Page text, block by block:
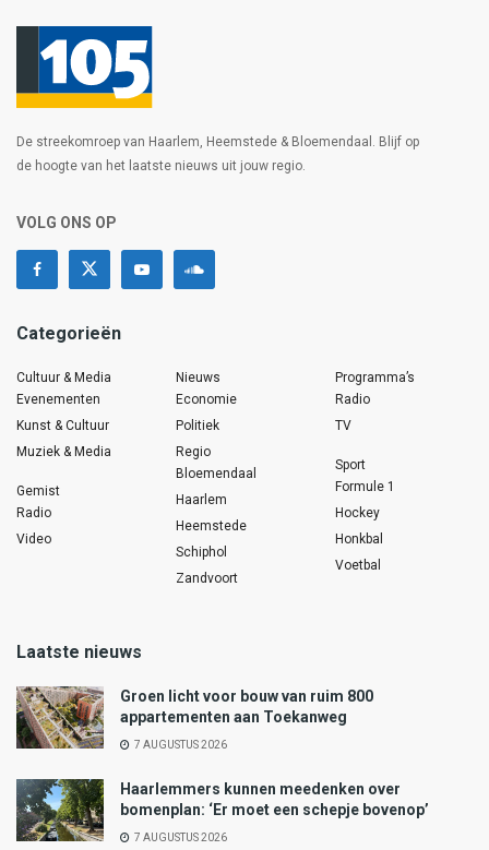
De streekomroep van Haarlem, Heemstede & Bloemendaal. Blijf op
de hoogte van het laatste nieuws uit jouw regio.
VOLG ONS OP
Categorieën
Cultuur & Media
Evenementen
Kunst & Cultuur
Muziek & Media
Gemist
Radio
Video
Nieuws
Economie
Politiek
Regio
Bloemendaal
Haarlem
Heemstede
Schiphol
Zandvoort
Programma’s
Radio
TV
Sport
Formule 1
Hockey
Honkbal
Voetbal
Laatste nieuws
Groen licht voor bouw van ruim 800
appartementen aan Toekanweg
7 AUGUSTUS 2026
Haarlemmers kunnen meedenken over
bomenplan: ‘Er moet een schepje bovenop’
7 AUGUSTUS 2026